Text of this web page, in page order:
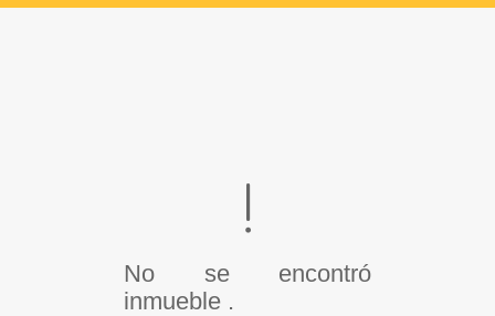
No se encontró
inmueble .